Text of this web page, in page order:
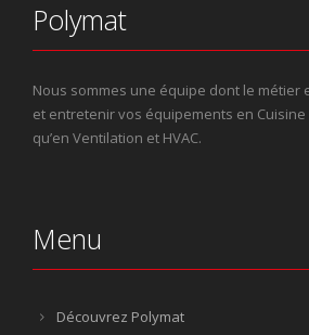
Polymat
Nous sommes une équipe dont le métier
et entretenir vos équipements en
qu’en Ventilation et HVAC.
Menu
Découvrez Polymat